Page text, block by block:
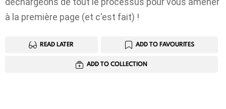
à la première page (et c'est fait) !
READ LATER ADD TO FAVOURITES
ADD TO COLLECTION